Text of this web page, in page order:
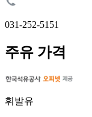
031-252-5151
주유 가격
휘발유